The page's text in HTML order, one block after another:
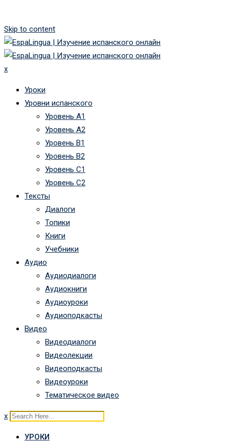
Skip to content
x
Уроки
Уровни испанского
Уровень А1
Уровень А2
Уровень B1
Уровень B2
Уровень C1
Уровень C2
Тексты
Диалоги
Топики
Книги
Учебники
Аудио
Аудиодиалоги
Аудиокниги
Аудиоуроки
Аудиоподкасты
Видео
Видеодиалоги
Видеолекции
Видеоподкасты
Видеоуроки
Тематическое видео
x
УРОКИ